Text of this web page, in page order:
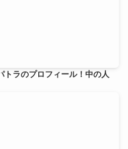
ラのプロフィール！中の人